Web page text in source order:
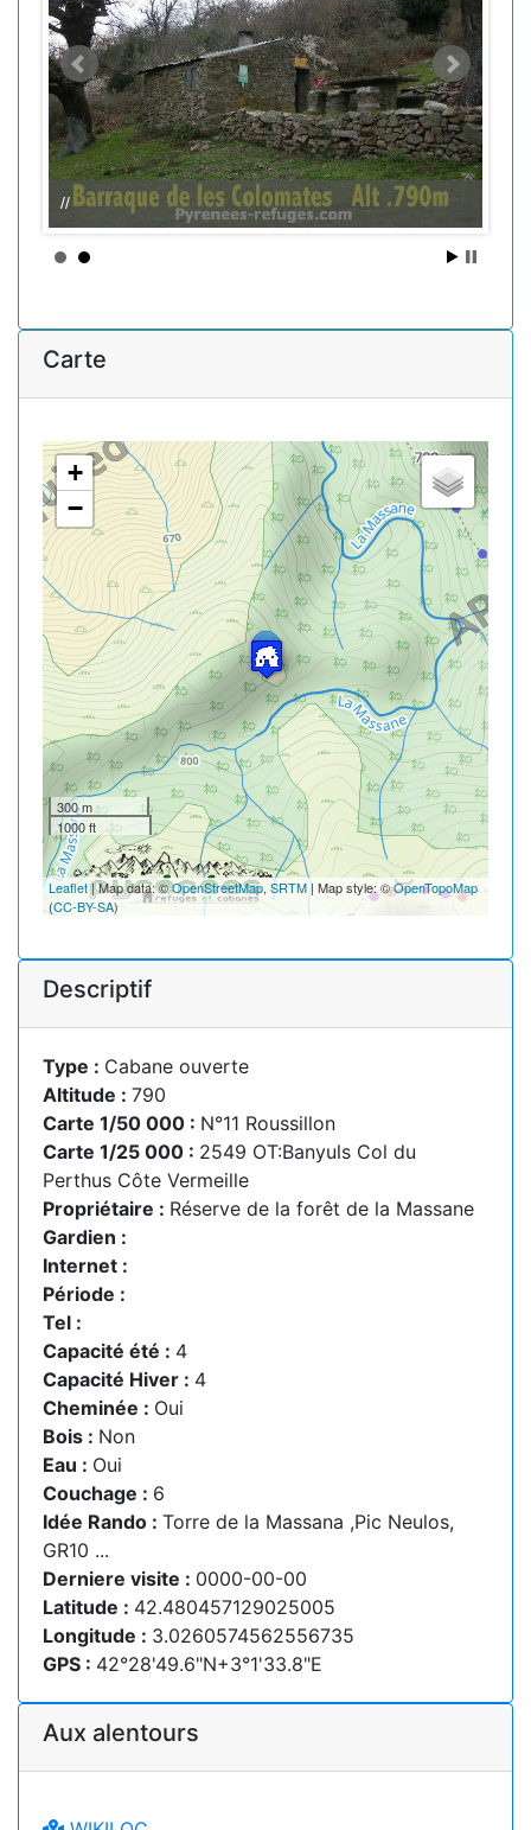
//
Carte
+
−
300 m
1000 ft
Leaflet| Map data: ©OpenStreetMap, SRTM| Map style: ©OpenTopoMap
(CC-BY-SA)
Descriptif
Type : Cabane ouverte
Altitude : 790
Carte 1/50 000 : N°11 Roussillon
Carte 1/25 000 : 2549 OT:Banyuls Col du
Perthus Côte Vermeille
Propriétaire : Réserve de la forêt de la Massane
Gardien :
Internet :
Période :
Tel :
Capacité été : 4
Capacité Hiver : 4
Cheminée : Oui
Bois : Non
Eau : Oui
Couchage : 6
Idée Rando : Torre de la Massana ,Pic Neulos,
GR10 ...
Derniere visite : 0000-00-00
Latitude : 42.480457129025005
Longitude : 3.0260574562556735
GPS : 42°28'49.6"N+3°1'33.8"E
Aux alentours